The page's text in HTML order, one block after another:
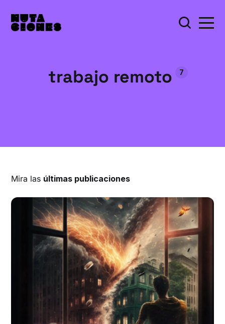
trabajo remoto 7
Mira las últimas publicaciones